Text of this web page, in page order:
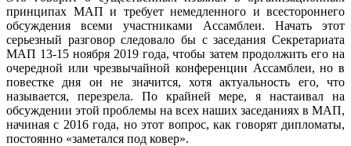
принципах МАП и требует немедленного и всестороннего
обсуждения всеми участниками Ассамблеи. Начать этот
серьезный разговор следовало бы с заседания Секретариата
МАП 13-15 ноября 2019 года, чтобы затем продолжить его на
очередной или чрезвычайной конференции Ассамблеи, но в
повестке дня он не значится, хотя актуальность его, что
называется, перезрела. По крайней мере, я настаивал на
обсуждении этой проблемы на всех наших заседаниях в МАП,
начиная с 2016 года, но этот вопрос, как говорят дипломаты,
постоянно «заметался под ковер».